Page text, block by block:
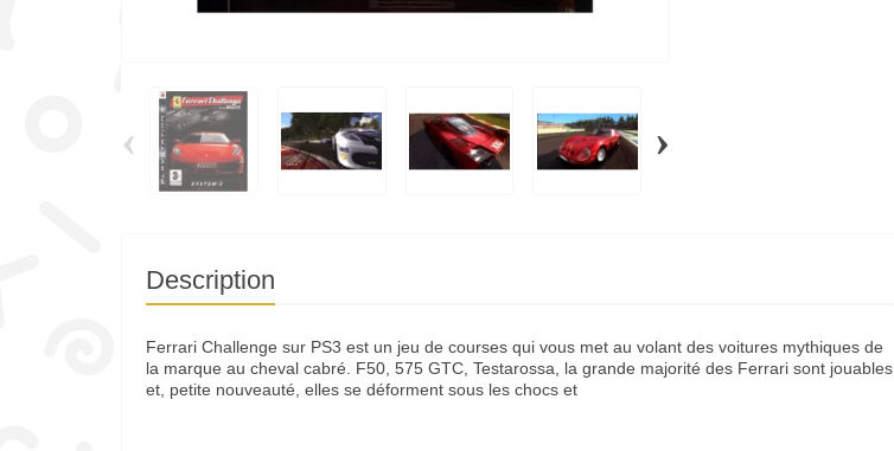
‹ ›
Description
Ferrari Challenge sur PS3 est un jeu de courses qui vous met au volant des voitures mythiques de
la marque au cheval cabré. F50, 575 GTC, Testarossa, la grande majorité des Ferrari sont jouables
et, petite nouveauté, elles se déforment sous les chocs et